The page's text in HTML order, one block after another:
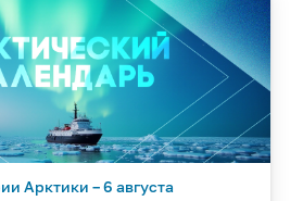
Арктики – 6 августа